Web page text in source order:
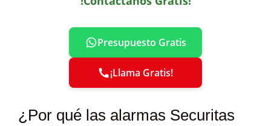
Presupuesto Gratis
¡Llama Gratis!
¿Por qué las alarmas Securitas